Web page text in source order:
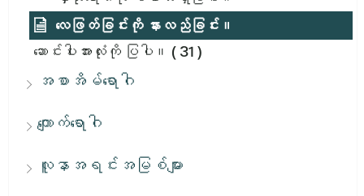
လေဖြတ်ခြင်းကို နားလည်ခြင်း။
ဆောင်းပါးအားလုံးကို ပြပါ။ ( 31 )
အစာအိမ်ရောဂါ
ကျောက်ရောဂါ
လူနာအရင်းအမြစ်များ